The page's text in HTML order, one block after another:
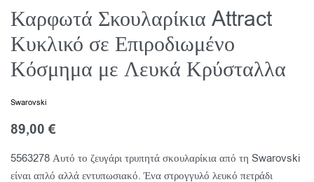
Καρφωτά Σκουλαρίκια Attract
Κυκλικό σε Επιροδιωμένο
Κόσμημα με Λευκά Κρύσταλλα
Swarovski
89,00€
5563278 Αυτό το ζευγάρι τρυπητά σκουλαρίκια από τη Swarovski
είναι απλό αλλά εντυπωσιακό. Ένα στρογγυλό λευκό πετράδι